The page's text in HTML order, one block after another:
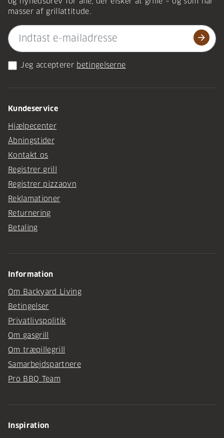
masser af grillattitude.
arrow_forward
Jeg accepterer betingelserne
Kundeservice
Hjælpecenter
Åbningstider
Kontakt os
Registrer grill
Registrer pizzaovn
Reklamationer
Returnering
Betaling
Information
Om Backyard Living
Betingelser
Privatlivspolitik
Om gasgrill
Om træpillegrill
Samarbejdspartnere
Pro BBQ Team
Inspiration